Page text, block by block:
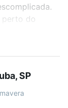
perto do
seu
e você
e
SP